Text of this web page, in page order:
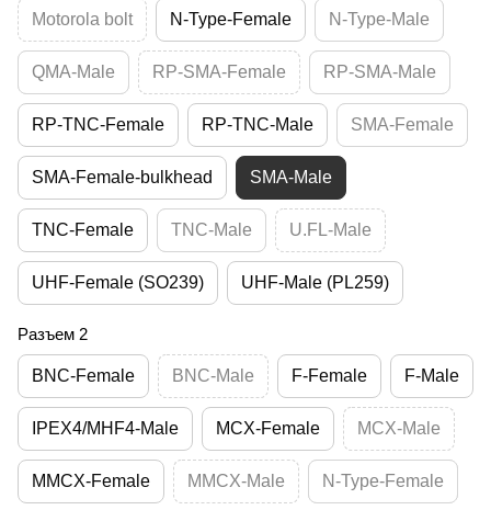
Motorola bolt N-Type-Female N-Type-Male
QMA-Male RP-SMA-Female RP-SMA-Male
RP-TNC-Female RP-TNC-Male SMA-Female
SMA-Female-bulkhead SMA-Male
TNC-Female TNC-Male U.FL-Male
UHF-Female (SO239) UHF-Male (PL259)
Разъем 2
BNC-Female BNC-Male F-Female F-Male
IPEX4/MHF4-Male MCX-Female MCX-Male
MMCX-Female MMCX-Male N-Type-Female